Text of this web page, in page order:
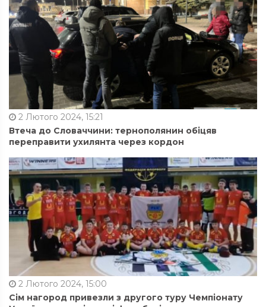
2 Лютого 2024, 15:21
Втеча до Словаччини: тернополянин обіцяв
переправити ухилянта через кордон
2 Лютого 2024, 15:00
Сім нагород привезли з другого туру Чемпіонату